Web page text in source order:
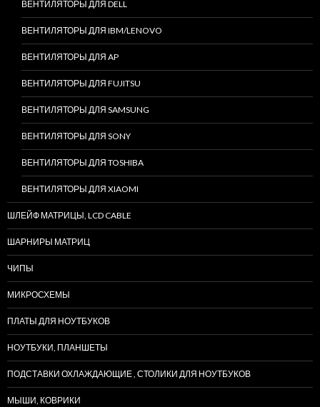
ВЕНТИЛЯТОРЫ ДЛЯ DELL
ВЕНТИЛЯТОРЫ ДЛЯ IBM/LENOVO
ВЕНТИЛЯТОРЫ ДЛЯ AP
ВЕНТИЛЯТОРЫ ДЛЯ FUJITSU
ВЕНТИЛЯТОРЫ ДЛЯ SAMSUNG
ВЕНТИЛЯТОРЫ ДЛЯ SONY
ВЕНТИЛЯТОРЫ ДЛЯ TOSHIBA
ВЕНТИЛЯТОРЫ ДЛЯ XIAOMI
ШЛЕЙФ МАТРИЦЫ, LCD CABLE
ШАРНИРЫ МАТРИЦ
ЧИПЫ
МИКРОСХЕМЫ
ПЛАТЫ ДЛЯ НОУТБУКОВ
НОУТБУКИ, ПЛАНШЕТЫ
ПОДСТАВКИ ОХЛАЖДАЮЩИЕ , СТОЛИКИ ДЛЯ НОУТБУКОВ
МЫШИ, КОВРИКИ